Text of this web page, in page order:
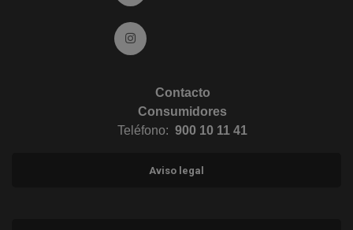
Ir a Instagram (abre en ventana nueva)
Contacto
Consumidores
Teléfono: 900 10 11 41
Aviso legal